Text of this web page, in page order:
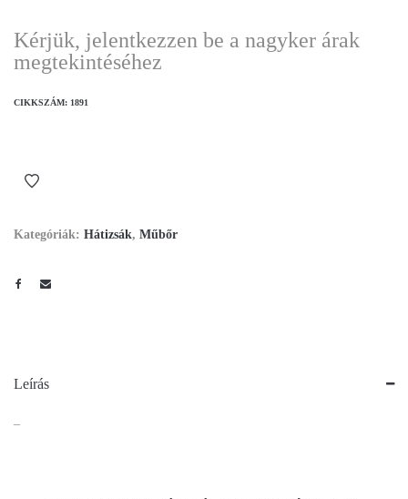
Kérjük, jelentkezzen be a nagyker árak
megtekintéséhez
CIKKSZÁM: 1891
Kategóriák: Hátizsák, Műbőr
Leírás
–